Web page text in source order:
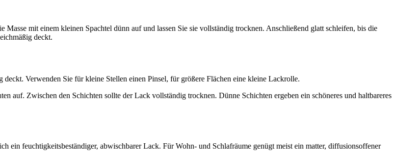
mit einem kleinen Spachtel dünn auf und lassen Sie sie vollständig trocknen. Anschließend glatt schleifen, bis die
deckt.
Verwenden Sie für kleine Stellen einen Pinsel, für größere Flächen eine kleine Lackrolle.
auf. Zwischen den Schichten sollte der Lack vollständig trocknen. Dünne Schichten ergeben ein schöneres und haltbareres
ein feuchtigkeitsbeständiger, abwischbarer Lack. Für Wohn- und Schlafräume genügt meist ein matter, diffusionsoffener